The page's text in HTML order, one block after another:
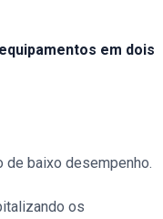
em dois
de baixo desempenho.
os